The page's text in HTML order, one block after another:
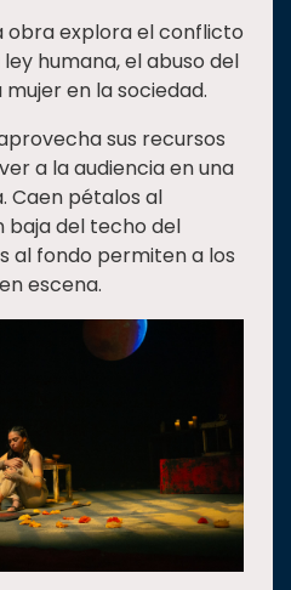
obra explora el conflicto
humana, el abuso del
en la sociedad.
sus recursos
a la audiencia en una
Caen pétalos al
baja del techo del
al fondo permiten a los
escena.